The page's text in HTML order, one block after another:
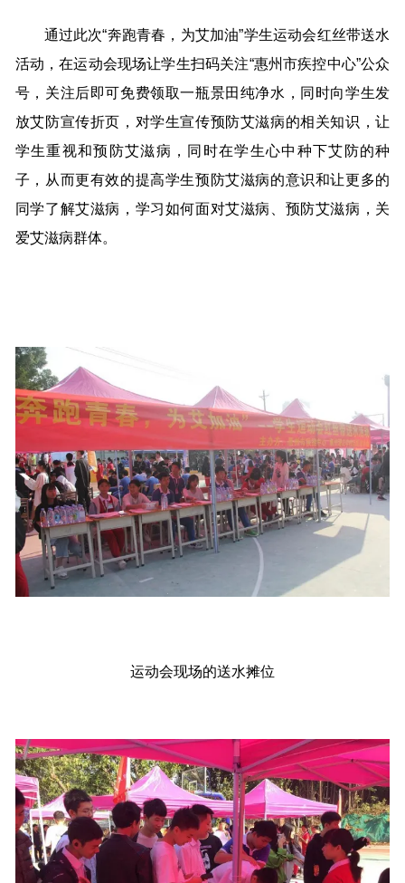
通过此次“奔跑青春，为艾加油”学生运动会红丝带送水
活动，在运动会现场让学生扫码关注“惠州市疾控中心”公众
号，关注后即可免费领取一瓶景田纯净水，同时向学生发
放艾防宣传折页，对学生宣传预防艾滋病的相关知识，让
学生重视和预防艾滋病，同时在学生心中种下艾防的种
子，从而更有效的提高学生预防艾滋病的意识和让更多的
同学了解艾滋病，学习如何面对艾滋病、预防艾滋病，关
爱艾滋病群体。
运动会现场的送水摊位